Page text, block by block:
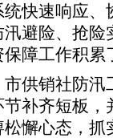
快速响应
避险、抢
障工作积累
销社防汛
补齐短板
懈心态，